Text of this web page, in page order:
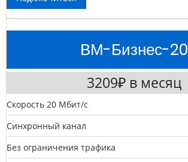
ВМ-Бизнес-20
3209₽ в месяц
Скорость 20 Мбит/с
Синхронный канал
Без ограничения трафика